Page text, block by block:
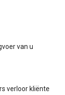
van u
verloor kliënte